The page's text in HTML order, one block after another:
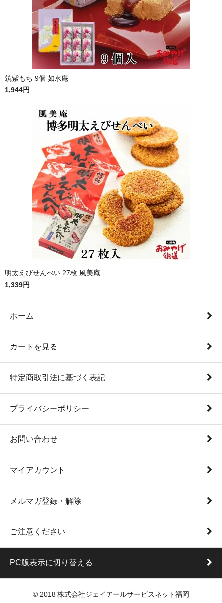
筑紫もち 9個 如水庵
1,944円
明太えびせんべい 27枚 風美庵
1,339円
ホーム
カートを見る
特定商取引法に基づく表記
プライバシーポリシー
お問い合わせ
マイアカウント
メルマガ登録・解除
ご注意ください
PC版表示に切り替える
© 2018 株式会社ジェイアールサービスネット福岡